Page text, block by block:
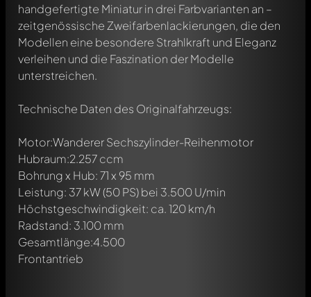
handgefertigte Miniatur in drei Farbvarianten an –
zeitgenössische Zweifarbenlackierungen, die den
Modellen eine besondere Strahlkraft und Eleganz
verleihen und die Faszination der Modelle
unterstreichen.
Technische Daten des Originalfahrzeugs:
Motor:Wanderer Sechszylinder-Reihenmotor
Hubraum:2.257 ccm
Bohrung x Hub: 71 x 95 mm
Leistung: 37 kW (50 PS) bei 3.500 U/min
Höchstgeschwindigkeit: ca. 120 km/h
Radstand: 3.100 mm
Gesamtlänge:4.500
Frontantrieb
Write a first comment about this model now!
Any comment can be discussed by all members. It's like a
chat.